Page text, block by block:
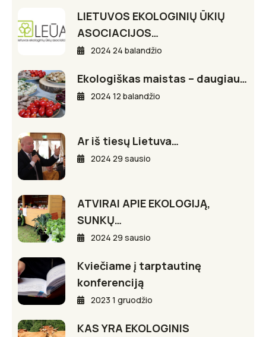
LIETUVOS EKOLOGINIŲ ŪKIŲ
ASOCIACIJOS…
2024 24 balandžio
Ekologiškas maistas – daugiau…
2024 12 balandžio
Ar iš tiesų Lietuva…
2024 29 sausio
ATVIRAI APIE EKOLOGIJĄ,
SUNKŲ…
2024 29 sausio
Kviečiame į tarptautinę
konferenciją
2023 1 gruodžio
KAS YRA EKOLOGINIS